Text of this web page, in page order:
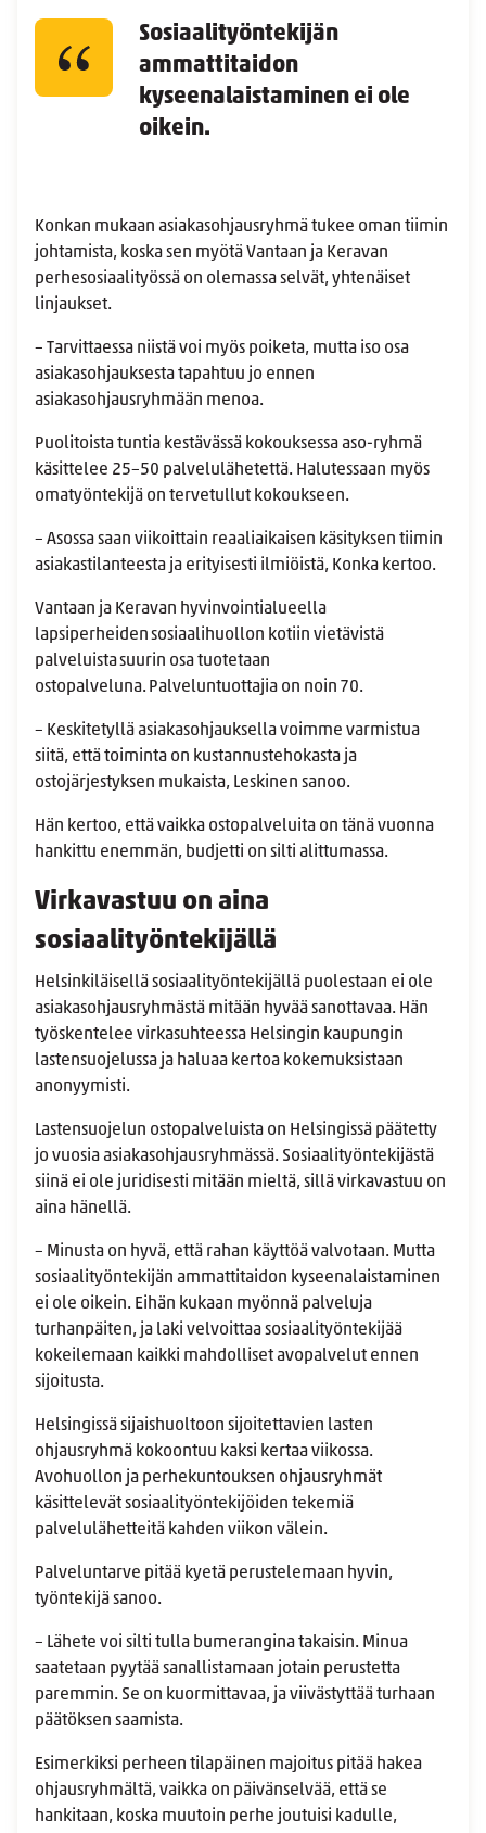
Sosiaalityöntekijän
ammattitaidon
kyseenalaistaminen ei ole
oikein.
Konkan mukaan asiakasohjausryhmä tukee oman tiimin
johtamista, koska sen myötä Vantaan ja Keravan
perhesosiaalityössä on olemassa selvät, yhtenäiset
linjaukset.
– Tarvittaessa niistä voi myös poiketa, mutta iso osa
asiakasohjauksesta tapahtuu jo ennen
asiakasohjausryhmään menoa.
Puolitoista tuntia kestävässä kokouksessa aso-ryhmä
käsittelee 25–50 palvelulähetettä. Halutessaan myös
omatyöntekijä on tervetullut kokoukseen.
– Asossa saan viikoittain reaaliaikaisen käsityksen tiimin
asiakastilanteesta ja erityisesti ilmiöistä, Konka kertoo.
Vantaan ja Keravan hyvinvointialueella
lapsiperheiden sosiaalihuollon kotiin vietävistä
palveluista suurin osa tuotetaan
ostopalveluna. Palveluntuottajia on noin 70.
– Keskitetyllä asiakasohjauksella voimme varmistua
siitä, että toiminta on kustannustehokasta ja
ostojärjestyksen mukaista, Leskinen sanoo.
Hän kertoo, että vaikka ostopalveluita on tänä vuonna
hankittu enemmän, budjetti on silti alittumassa.
Virkavastuu on aina
sosiaalityöntekijällä
Helsinkiläisellä sosiaalityöntekijällä puolestaan ei ole
asiakasohjausryhmästä mitään hyvää sanottavaa. Hän
työskentelee virkasuhteessa Helsingin kaupungin
lastensuojelussa ja haluaa kertoa kokemuksistaan
anonyymisti.
Lastensuojelun ostopalveluista on Helsingissä päätetty
jo vuosia asiakasohjausryhmässä. Sosiaalityöntekijästä
siinä ei ole juridisesti mitään mieltä, sillä virkavastuu on
aina hänellä.
– Minusta on hyvä, että rahan käyttöä valvotaan. Mutta
sosiaalityöntekijän ammattitaidon kyseenalaistaminen
ei ole oikein. Eihän kukaan myönnä palveluja
turhanpäiten, ja laki velvoittaa sosiaalityöntekijää
kokeilemaan kaikki mahdolliset avopalvelut ennen
sijoitusta.
Helsingissä sijaishuoltoon sijoitettavien lasten
ohjausryhmä kokoontuu kaksi kertaa viikossa.
Avohuollon ja perhekuntouksen ohjausryhmät
käsittelevät sosiaalityöntekijöiden tekemiä
palvelulähetteitä kahden viikon välein.
Palveluntarve pitää kyetä perustelemaan hyvin,
työntekijä sanoo.
– Lähete voi silti tulla bumerangina takaisin. Minua
saatetaan pyytää sanallistamaan jotain perustetta
paremmin. Se on kuormittavaa, ja viivästyttää turhaan
päätöksen saamista.
Esimerkiksi perheen tilapäinen majoitus pitää hakea
ohjausryhmältä, vaikka on päivänselvää, että se
hankitaan, koska muutoin perhe joutuisi kadulle,